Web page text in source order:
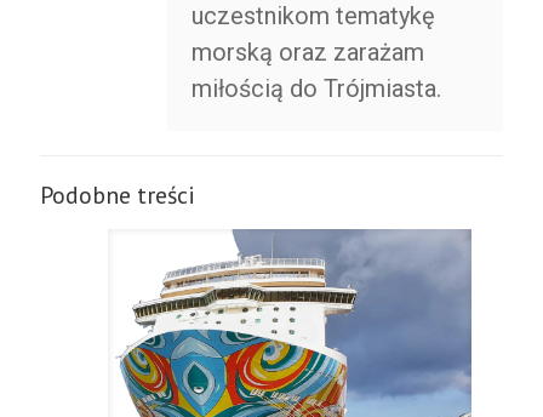
uczestnikom tematykę
morską oraz zarażam
miłością do Trójmiasta.
Podobne treści